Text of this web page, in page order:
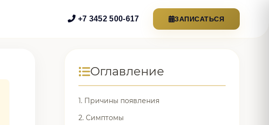
+7 3452 500-617 ЗАПИСАТЬСЯ
Оглавление
1. Причины появления
2. Симптомы